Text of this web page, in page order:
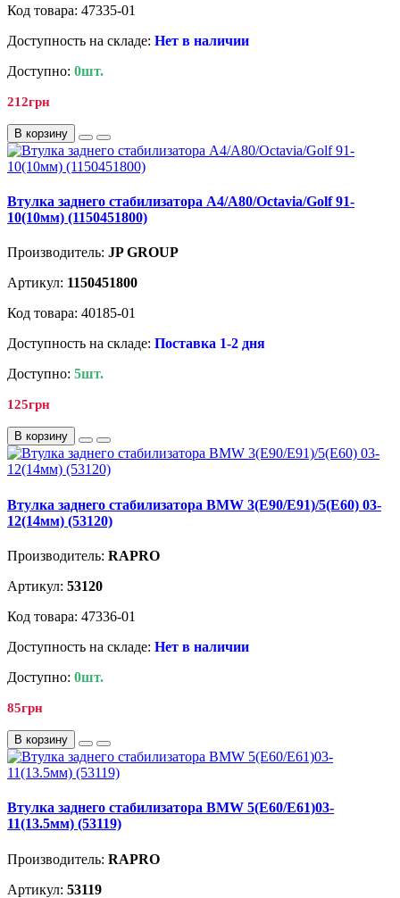
Код товара: 47335-01
Доступность на складе: Нет в наличии
Доступно: 0шт.
212грн
В корзину
Втулка заднего стабилизатора A4/A80/Octavia/Golf 91-
10(10мм) (1150451800)
Производитель: JP GROUP
Артикул: 1150451800
Код товара: 40185-01
Доступность на складе: Поставка 1-2 дня
Доступно: 5шт.
125грн
В корзину
Втулка заднего стабилизатора BMW 3(E90/E91)/5(E60) 03-
12(14мм) (53120)
Производитель: RAPRO
Артикул: 53120
Код товара: 47336-01
Доступность на складе: Нет в наличии
Доступно: 0шт.
85грн
В корзину
Втулка заднего стабилизатора BMW 5(E60/E61)03-
11(13.5мм) (53119)
Производитель: RAPRO
Артикул: 53119